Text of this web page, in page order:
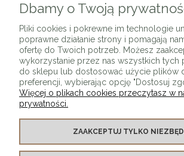
KONTAKT Z NAMI
Dbamy o Twoją
Pliki cookies i pokrewne im technologie
poprawne działanie strony i pomagają
ofertę do Twoich potrzeb. Możesz
wykorzystanie przez nas wszystkich tych
do sklepu lub dostosować użycie plików
preferencji, wybierając opcję "Dostosuj
Więcej o plikach cookies przeczytasz w
prywatności.
ZAAKCEPTUJ TYLKO